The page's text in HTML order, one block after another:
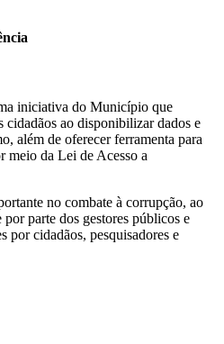
iniciativa do Município que
ao disponibilizar dados e
além de oferecer ferramenta para
meio da Lei de Acesso a
no combate à corrupção, ao
parte dos gestores públicos e
por cidadãos, pesquisadores e